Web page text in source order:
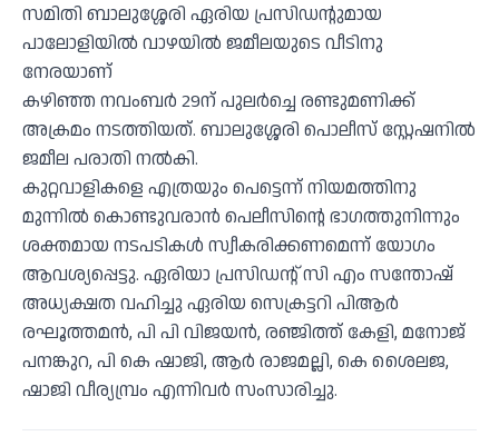
സമിതി ബാലുശ്ശേരി ഏരിയ പ്രസിഡന്റുമായ
പാലോളിയിൽ വാഴയിൽ ജമീലയുടെ വീടിനു
നേരയാണ്
കഴിഞ്ഞ നവംബർ 29ന് പുലർച്ചെ രണ്ടുമണിക്ക്
അക്രമം നടത്തിയത്. ബാലുശ്ശേരി പൊലീസ് സ്റ്റേഷനിൽ
ജമീല പരാതി നൽകി.
കുറ്റവാളികളെ എത്രയും പെട്ടെന്ന് നിയമത്തിനു
മുന്നിൽ കൊണ്ടുവരാൻ പെലീസിന്റെ ഭാഗത്തുനിന്നും
ശക്തമായ നടപടികൾ സ്വീകരിക്കണമെന്ന് യോഗം
ആവശ്യപ്പെട്ടു. ഏരിയാ പ്രസിഡന്റ് സി എം സന്തോഷ്
അധ്യക്ഷത വഹിച്ചു ഏരിയ സെക്രട്ടറി പിആർ
രഘൂത്തമൻ, പി പി വിജയൻ, രഞ്ജിത്ത് കേളി, മനോജ്
പനങ്കുറ, പി കെ ഷാജി, ആർ രാജമല്ലി, കെ ശൈലജ,
ഷാജി വീര്യമ്പ്രം എന്നിവർ സംസാരിച്ചു.